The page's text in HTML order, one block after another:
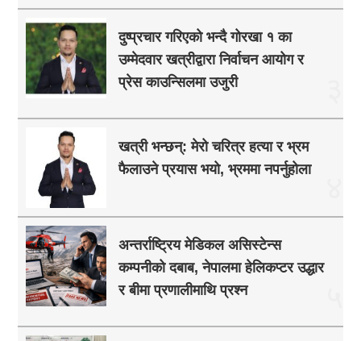
दुष्प्रचार गरिएको भन्दै गोरखा १ का
उम्मेदवार खत्रीद्वारा निर्वाचन आयोग र
प्रेस काउन्सिलमा उजुरी
खत्री भन्छन्: मेरो चरित्र हत्या र भ्रम
फैलाउने प्रयास भयो, भ्रममा नपर्नुहोला
अन्तर्राष्ट्रिय मेडिकल असिस्टेन्स
कम्पनीको दबाब, नेपालमा हेलिकप्टर उद्धार
र बीमा प्रणालीमाथि प्रश्न